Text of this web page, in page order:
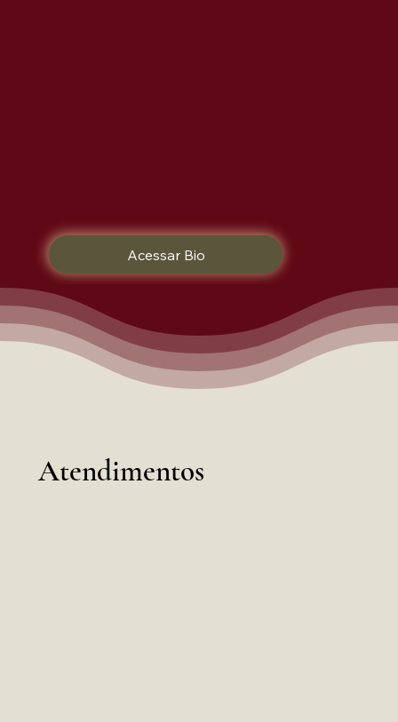
Acessar Bio
Atendimentos